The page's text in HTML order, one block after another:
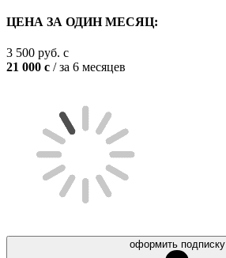
ЦЕНА ЗА ОДИН МЕСЯЦ:
3 500 руб. c
21 000 c / за 6 месяцев
оформить подписку